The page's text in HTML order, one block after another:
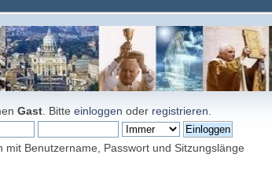
Gast . Bitteeinloggen oder registrieren
mit Benutzername, Passwort und Sitzungslänge